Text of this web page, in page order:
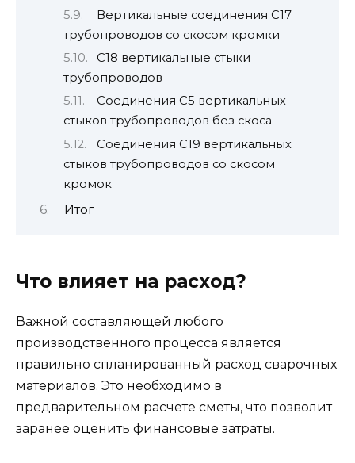
Вертикальные соединения С17
трубопроводов со скосом кромки
С18 вертикальные стыки
трубопроводов
Соединения С5 вертикальных
стыков трубопроводов без скоса
Соединения С19 вертикальных
стыков трубопроводов со скосом
кромок
Итог
Что влияет на расход?
Важной составляющей любого
производственного процесса является
правильно спланированный расход сварочных
материалов. Это необходимо в
предварительном расчете сметы, что позволит
заранее оценить финансовые затраты.